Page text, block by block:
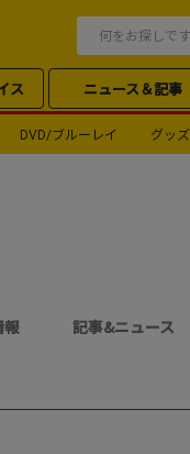
ス ニュース＆記事
DVD/ブルーレイ グッズ
報 記事&ニュース